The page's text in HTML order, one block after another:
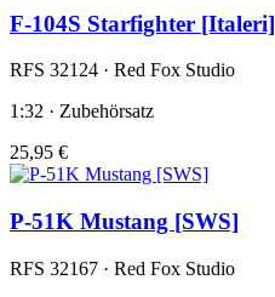
F-104S Starfighter [Italeri]
RFS 32124 · Red Fox Studio
1:32 · Zubehörsatz
25,95 €
P-51K Mustang [SWS]
RFS 32167 · Red Fox Studio